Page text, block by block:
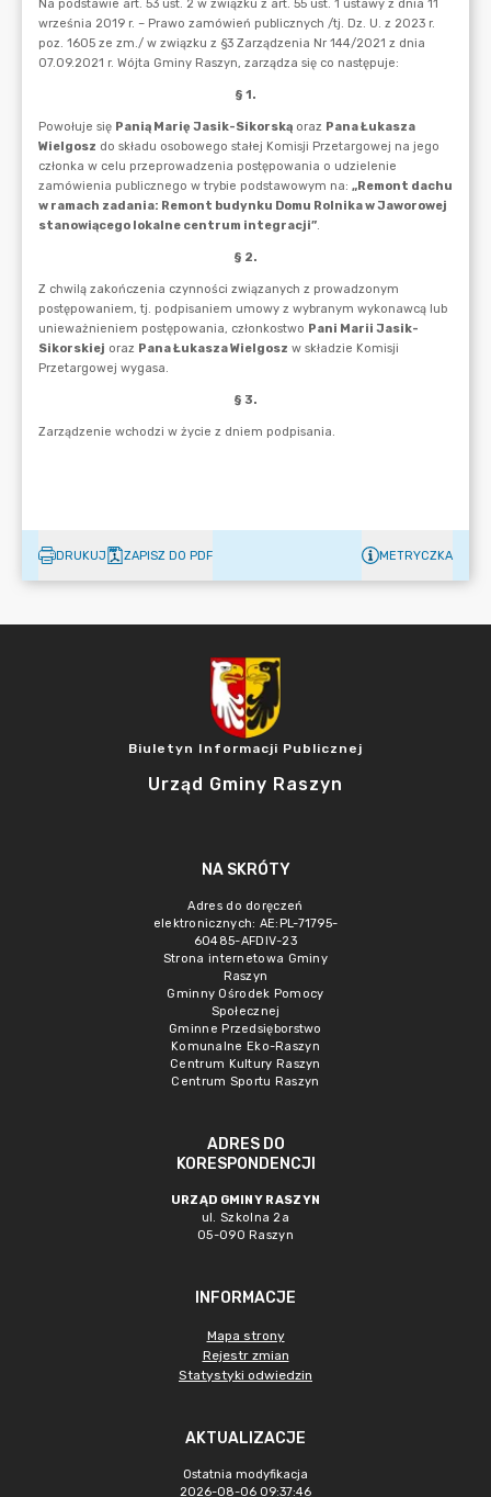
DRUKUJ ZAPISZ DO PDF METRYCZKA
Biuletyn Informacji Publicznej
Urząd Gminy Raszyn
NA SKRÓTY
Adres do doręczeń
elektronicznych: AE:PL-71795-
60485-AFDIV-23
Strona internetowa Gminy
Raszyn
Gminny Ośrodek Pomocy
Społecznej
Gminne Przedsięborstwo
Komunalne Eko-Raszyn
Centrum Kultury Raszyn
Centrum Sportu Raszyn
ADRES DO
KORESPONDENCJI
URZĄD GMINY RASZYN
ul. Szkolna 2a
05-090 Raszyn
INFORMACJE
Mapa strony
Rejestr zmian
Statystyki odwiedzin
AKTUALIZACJE
Ostatnia modyfikacja
2026-08-06 09:37:46